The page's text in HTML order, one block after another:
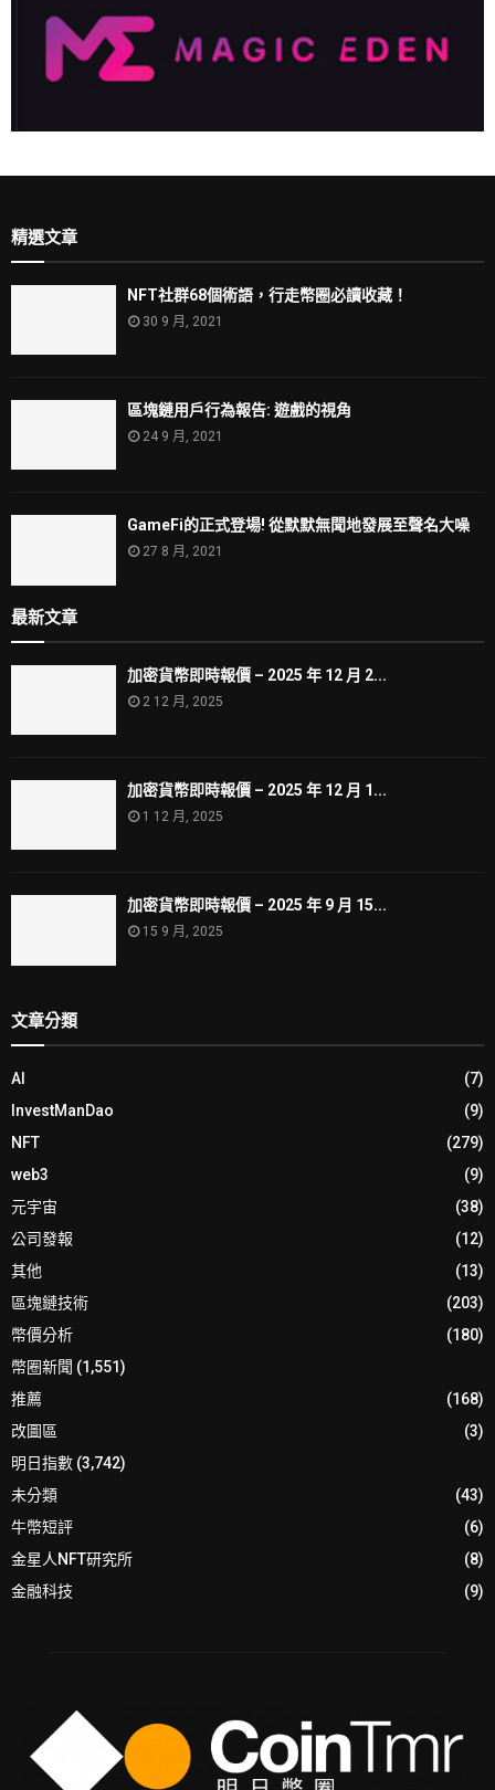
精選文章
NFT社群68個術語，行走幣圈必讀收藏！
30 9 月, 2021
區塊鏈用戶行為報告: 遊戲的視角
24 9 月, 2021
GameFi的正式登場! 從默默無聞地發展至聲名大噪
27 8 月, 2021
最新文章
加密貨幣即時報價 – 2025 年 12 月 2...
2 12 月, 2025
加密貨幣即時報價 – 2025 年 12 月 1...
1 12 月, 2025
加密貨幣即時報價 – 2025 年 9 月 15...
15 9 月, 2025
文章分類
AI
(7)
InvestManDao
(9)
NFT
(279)
web3
(9)
元宇宙
(38)
公司發報
(12)
其他
(13)
區塊鏈技術
(203)
幣價分析
(180)
幣圈新聞 (1,551)
推薦
(168)
改圖區
(3)
明日指數 (3,742)
未分類
(43)
牛幣短評
(6)
金星人NFT研究所
(8)
金融科技
(9)